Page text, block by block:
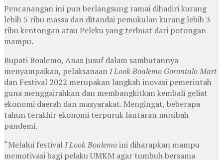
Pencanangan ini pun berlangsung ramai dihadiri kurang
lebih 5 ribu massa dan ditandai pemukulan kurang lebih 3
ribu kentongan atau Peleku yang terbuat dari potongan
mampu.
Bupati Boalemo, Anas Jusuf dalam sambutannya
menyampaikan, pelaksanaanI Look Boalemo Gorontalo Mart
dan Festival 2022 merupakan langkah inovasi pemerintah
guna menggairahkan dan membangkitkan kembali geliat
ekonomi daerah dan masyarakat. Mengingat, beberapa
tahun terakhir ekonomi terpuruk lantaran musibah
pandemi.
“Melalui festivalI Look Boalemoini diharapkan mampu
memotivasi bagi pelaku UMKM agar tumbuh bersama